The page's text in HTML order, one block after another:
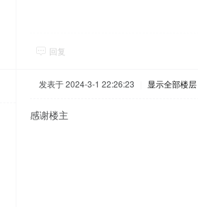
回复
发表于 2024-3-1 22:26:23 显示全部楼层
感谢楼主